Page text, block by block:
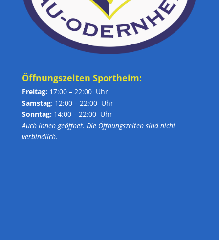
Öffnungszeiten Sportheim:
Freitag: 17:00 – 22:00 Uhr
Samstag: 12:00 – 22:00 Uhr
Sonntag: 14:00 – 22:00 Uhr
Auch innen geöffnet. Die Öffnungszeiten sind nicht
verbindlich.